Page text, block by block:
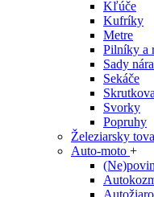
Kľúče
Kufríky
Metre
Pilníky a
Sady
Sekáče
Svorky
Popruhy
Železiarsky
Auto-moto +